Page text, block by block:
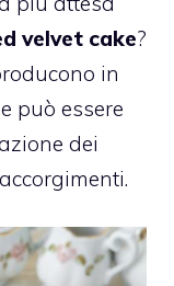
velvet cake?
in
può essere
dei